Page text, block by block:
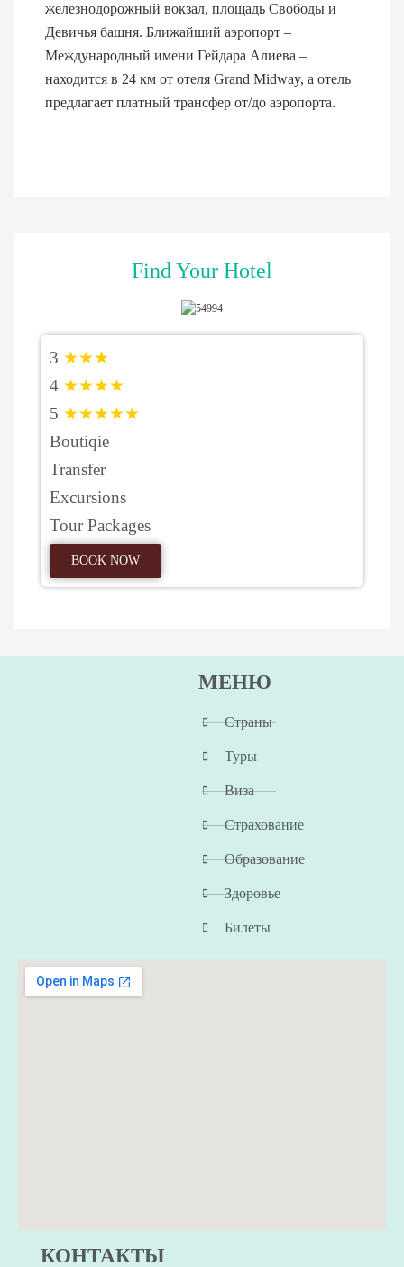
железнодорожный вокзал, площадь Свободы и
Девичья башня. Ближайший аэропорт –
Международный имени Гейдара Алиева –
находится в 24 км от отеля Grand Midway, а отель
предлагает платный трансфер от/до аэропорта.
Find Your Hotel
3 ★★★
4 ★★★★
5 ★★★★★
Boutiqie
Transfer
Excursions
Tour Packages
BOOK NOW
МЕНЮ
Страны
Туры
Виза
Страхование
Образование
Здоровье
Билеты
КОНТАКТЫ